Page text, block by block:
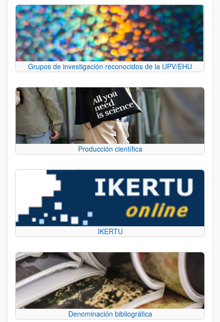
Grupos de investigación reconocidos de la UPV/EHU
Producción científica
IKERTU
Denominación bibliográfica